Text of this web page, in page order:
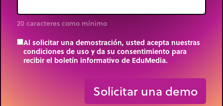
20 caracteres como mínimo
Al solicitar una demostración, usted acepta nuestras
condiciones de uso y da su consentimiento para
recibir el boletín informativo de EduMedia.
Solicitar una demo